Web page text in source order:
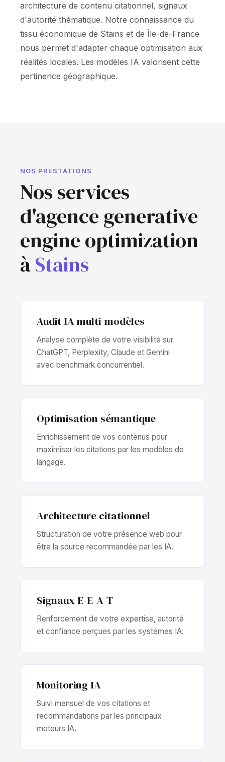
architecture de contenu citationnel, signaux
d'autorité thématique. Notre connaissance du
tissu économique de Stains et de Île-de-France
nous permet d'adapter chaque optimisation aux
réalités locales. Les modèles IA valorisent cette
pertinence géographique.
NOS PRESTATIONS
Nos services
d'agence generative
engine optimization
àStains
Audit IA multi-modèles
Analyse complète de votre visibilité sur
ChatGPT, Perplexity, Claude et Gemini
avec benchmark concurrentiel.
Optimisation sémantique
Enrichissement de vos contenus pour
maximiser les citations par les modèles de
langage.
Architecture citationnel
Structuration de votre présence web pour
être la source recommandée par les IA.
Signaux E-E-A-T
Renforcement de votre expertise, autorité
et confiance perçues par les systèmes IA.
Monitoring IA
Suivi mensuel de vos citations et
recommandations par les principaux
moteurs IA.